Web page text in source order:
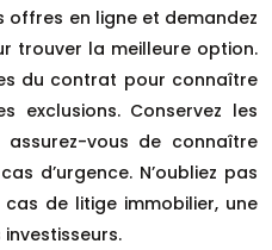
offres en ligne et demandez
trouver la meilleure option.
du contrat pour connaître
exclusions. Conservez les
assurez-vous de connaître
d’urgence. N’oubliez pas
de litige immobilier, une